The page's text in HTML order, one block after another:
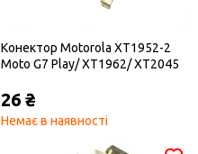
Конектор Motorola XT1952-2
Moto G7 Play/ XT1962/ XT2045
USB Type-C
26 ₴
Немає в наявності